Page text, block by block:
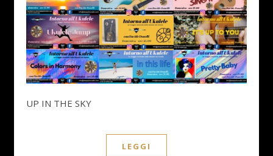
UP IN THE SKY
LEGGI